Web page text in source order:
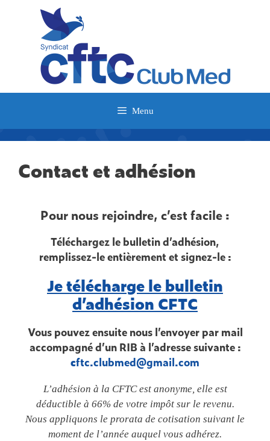
Menu
Contact et adhésion
Pour nous rejoindre, c’est facile :
Téléchargez le bulletin d’adhésion,
remplissez-le entièrement et signez-le :
Je télécharge le bulletin
d’adhésion CFTC
Vous pouvez ensuite nous l’envoyer par mail
accompagné d’un RIB à l’adresse suivante :
cftc.clubmed@gmail.com
L’adhésion à la CFTC est anonyme, elle est
déductible à 66% de votre impôt sur le revenu.
Nous appliquons le prorata de cotisation suivant le
moment de l’année auquel vous adhérez.